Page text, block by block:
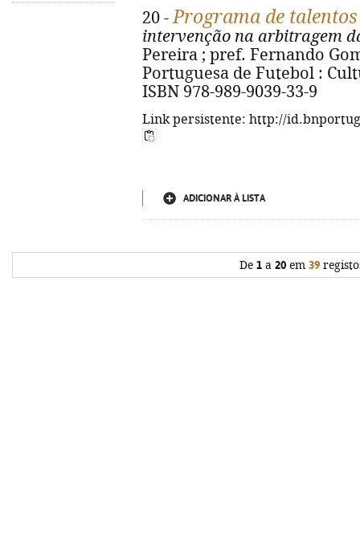
20 -Programa de
intervenção na arbitragem
Pereira ; pref. Fernando
Portuguesa de Futebol :
ISBN 978-989-9039-33-9
Link persistente: http://
ADICIONAR À LISTA
De 1a 20em 39